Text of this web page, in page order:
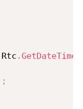
. GetDateTime
;